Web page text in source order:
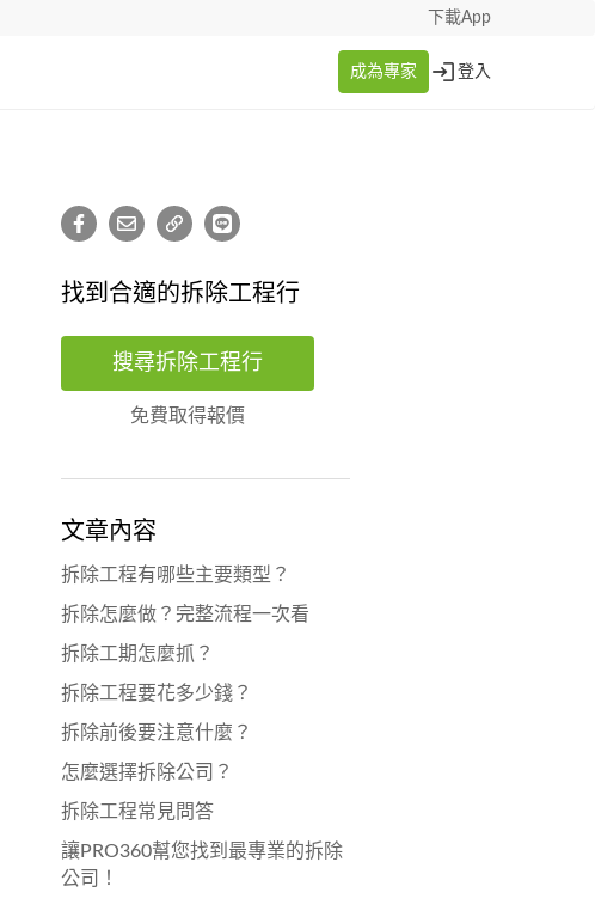
下載App
成為專家 登入
找到合適的拆除工程行
搜尋拆除工程行
免費取得報價
文章內容
拆除工程有哪些主要類型？
拆除怎麼做？完整流程一次看
拆除工期怎麼抓？
拆除工程要花多少錢？
拆除前後要注意什麼？
怎麼選擇拆除公司？
拆除工程常見問答
讓PRO360幫您找到最專業的拆除
公司！